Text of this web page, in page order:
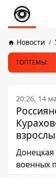
Новости
ТОПТЕМЫ:
20:26, 14
военных